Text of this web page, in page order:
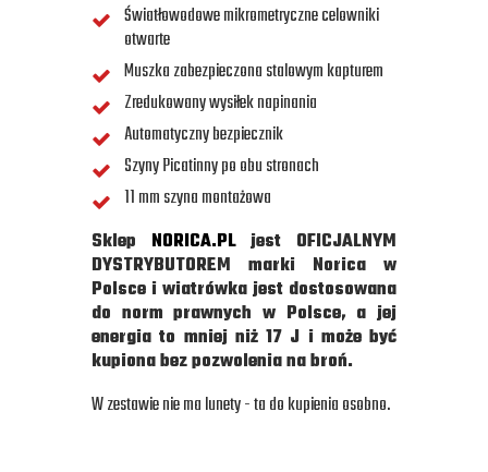
Światłowodowe mikrometryczne celowniki
otwarte
Muszka zabezpieczona stalowym kapturem
Zredukowany wysiłek napinania
Automatyczny bezpiecznik
Szyny Picatinny po obu stronach
11 mm szyna montażowa
Sklep NORICA.PLjest OFICJALNYM
DYSTRYBUTOREM marki Norica w
Polsce i wiatrówka jest dostosowana
do norm prawnych w Polsce, a jej
energia to mniej niż 17 J i może być
kupiona bez pozwolenia na broń.
W zestawie nie ma lunety - ta do kupienia osobno.